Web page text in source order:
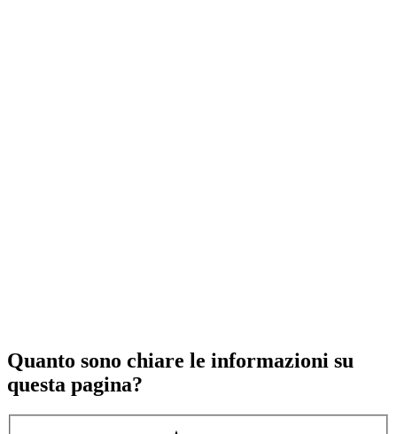
Quanto sono chiare le informazioni su
questa pagina?